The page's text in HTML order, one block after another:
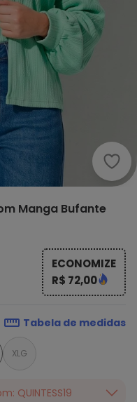
Manga Bufante
ECONOMIZE
R$ 72,00
Tabela de medidas
XLG
QUINTESS19